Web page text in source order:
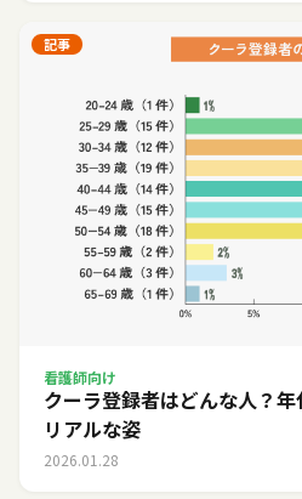
記事
看護師向け
クーラ登録者はどんな人？
リアルな姿
2026.01.28